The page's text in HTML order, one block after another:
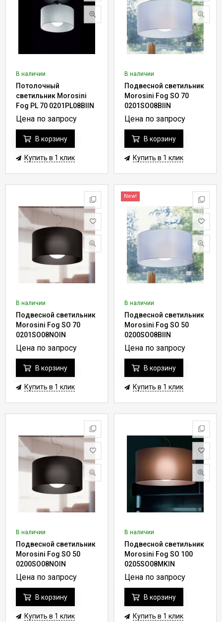
В наличии
Потолочный
светильник Morosini
Fog PL 70 0201PL08BIIN
Цена по запросу
В корзину
Купить в 1 клик
В наличии
Подвесной светильник
Morosini Fog SO 70
0201SO08BIIN
Цена по запросу
В корзину
Купить в 1 клик
В наличии
Подвесной светильник
Morosini Fog SO 70
0201SO08NOIN
Цена по запросу
В корзину
Купить в 1 клик
New!
В наличии
Подвесной светильник
Morosini Fog SO 50
0200SO08BIIN
Цена по запросу
В корзину
Купить в 1 клик
В наличии
Подвесной светильник
Morosini Fog SO 50
0200SO08NOIN
Цена по запросу
В корзину
Купить в 1 клик
В наличии
Подвесной светильник
Morosini Fog SO 100
0205SO08MKIN
Цена по запросу
В корзину
Купить в 1 клик